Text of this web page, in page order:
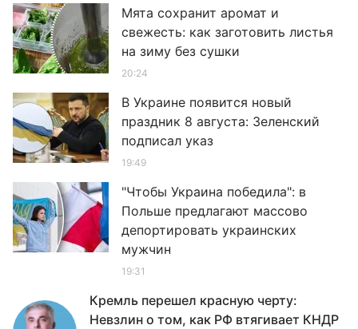
Мята сохранит аромат и
свежесть: как заготовить листья
на зиму без сушки
20:24
В Украине появится новый
праздник 8 августа: Зеленский
подписал указ
19:49
"Чтобы Украина победила": в
Польше предлагают массово
депортировать украинских
мужчин
19:31
Кремль перешел красную черту:
Невзлин о том, как РФ втягивает КНДР